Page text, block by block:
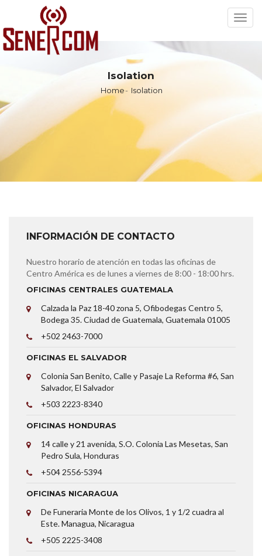
Isolation
Home Isolation
INFORMACIÓN DE CONTACTO
Nuestro horario de atención en todas las oficinas de
Centro América es de lunes a viernes de 8:00 - 18:00 hrs.
OFICINAS CENTRALES GUATEMALA
Calzada la Paz 18-40 zona 5, Ofibodegas Centro 5,
Bodega 35. Ciudad de Guatemala, Guatemala 01005
+502 2463-7000
OFICINAS EL SALVADOR
Colonia San Benito, Calle y Pasaje La Reforma #6, San
Salvador, El Salvador
+503 2223-8340
OFICINAS HONDURAS
14 calle y 21 avenida, S.O. Colonia Las Mesetas, San
Pedro Sula, Honduras
+504 2556-5394
OFICINAS NICARAGUA
De Funeraria Monte de los Olivos, 1 y 1/2 cuadra al
Este. Managua, Nicaragua
+505 2225-3408